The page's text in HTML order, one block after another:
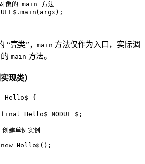
象的 main 方法
“壳类”， main 方法仅作为入口，实际调
main 方法。
现类）
Hello$ {
final Hello$ MODULE$;
建单例实例
new Hello$ ();